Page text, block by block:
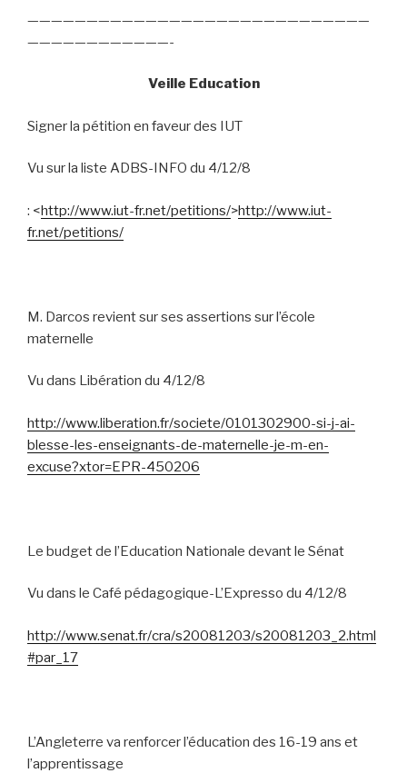
—————————————————————————————
————————————-
Veille Education
Signer la pétition en faveur des IUT
Vu sur la liste ADBS-INFO du 4/12/8
: <http://www.iut-fr.net/petitions/>http://www.iut-
fr.net/petitions/
M. Darcos revient sur ses assertions sur l’école
maternelle
Vu dans Libération du 4/12/8
http://www.liberation.fr/societe/0101302900-si-j-ai-
blesse-les-enseignants-de-maternelle-je-m-en-
excuse?xtor=EPR-450206
Le budget de l’Education Nationale devant le Sénat
Vu dans le Café pédagogique-L’Expresso du 4/12/8
http://www.senat.fr/cra/s20081203/s20081203_2.html
#par_17
L’Angleterre va renforcer l’éducation des 16-19 ans et
l’apprentissage